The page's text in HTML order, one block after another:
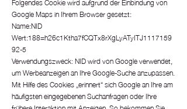
Google Maps in Ihrem Browser gesetzt:
Name:NID
Wert:188=h26c1Ktha7fCQTx8rXgLyATyITJ1117159
92-5
Verwendungszweck: NID wird von Google verwendet,
um Werbeanzeigen an Ihre Google-Suche anzupassen.
Mit Hilfe des Cookies „erinnert“ sich Google an Ihre am
häufigsten eingegebenen Suchanfragen oder Ihre